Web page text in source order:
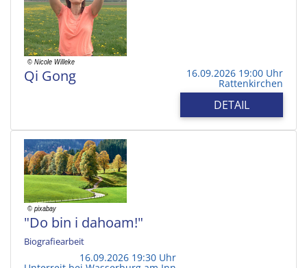
Qi Gong 16.09.2026 19:00 Uhr
Rattenkirchen
DETAIL
"Do bin i dahoam!"
Biografiearbeit
16.09.2026 19:30 Uhr